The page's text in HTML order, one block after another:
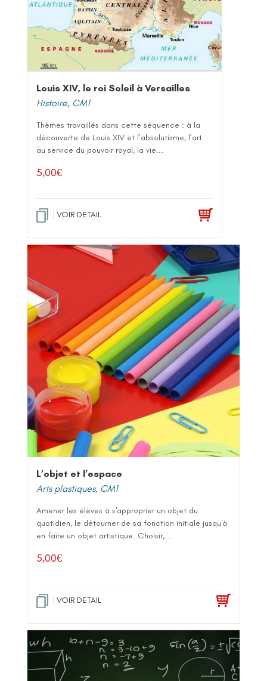
Louis XIV, le roi Soleil à Versailles
Histoire, CM1
Thèmes travaillés dans cette séquence : à la
découverte de Louis XIV et l’absolutisme, l’art
au service du pouvoir royal, la vie...
5,00€
VOIR DETAIL
L’objet et l’espace
Arts plastiques, CM1
Amener les élèves à s'approprier un objet du
quotidien, le détourner de sa fonction initiale jusqu'à
en faire un objet artistique. Choisir,...
5,00€
VOIR DETAIL